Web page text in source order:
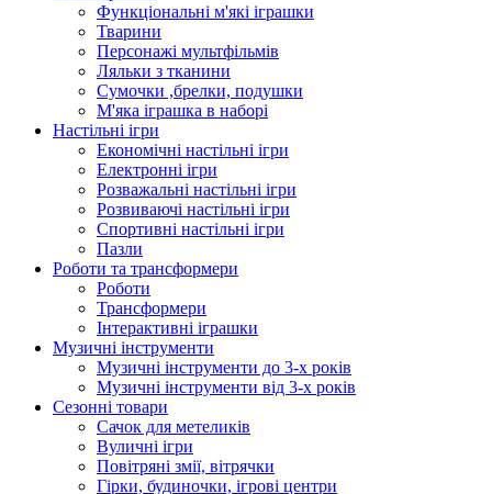
Функціональні м'які іграшки
Тварини
Персонажі мультфільмів
Ляльки з тканини
Сумочки ,брелки, подушки
М'яка іграшка в наборі
Настільні ігри
Економічні настільні ігри
Електронні ігри
Розважальні настільні ігри
Розвиваючі настільні ігри
Спортивні настільні ігри
Пазли
Роботи та трансформери
Роботи
Трансформери
Інтерактивні іграшки
Музичні інструменти
Музичні інструменти до 3-х років
Музичні інструменти від 3-х років
Сезонні товари
Сачок для метеликів
Вуличні ігри
Повітряні змії, вітрячки
Гірки, будиночки, ігрові центри